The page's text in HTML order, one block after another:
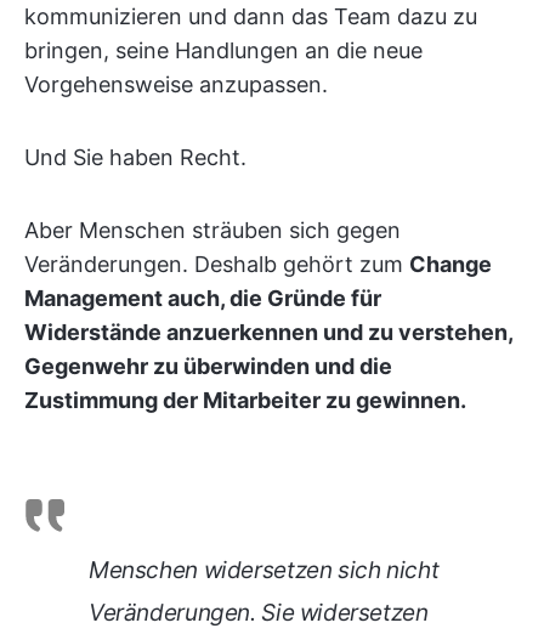
kommunizieren und dann das Team dazu zu
bringen, seine Handlungen an die neue
Vorgehensweise anzupassen.
Und Sie haben Recht.
Aber Menschen sträuben sich gegen
Veränderungen. Deshalb gehört zum Change
Management auch, die Gründe für
Widerstände anzuerkennen und zu verstehen,
Gegenwehr zu überwinden und die
Zustimmung der Mitarbeiter zu gewinnen.
Menschen widersetzen sich nicht
Veränderungen. Sie widersetzen